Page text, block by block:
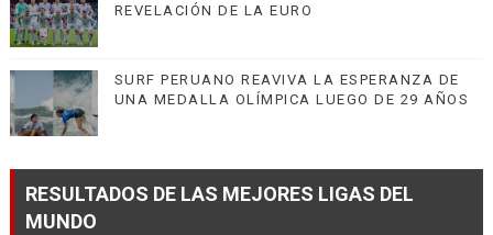
REVELACIÓN DE LA EURO
SURF PERUANO REAVIVA LA ESPERANZA DE
UNA MEDALLA OLÍMPICA LUEGO DE 29 AÑOS
RESULTADOS DE LAS MEJORES LIGAS DEL
MUNDO